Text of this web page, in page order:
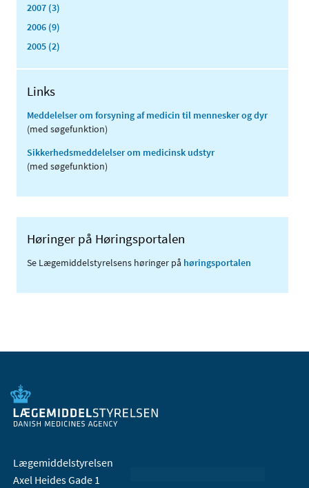
2007 (3)
2006 (9)
2005 (2)
Links
Meddelelser om forsyning af medicin til mennesker og dyr
(med søgefunktion)
Sikkerhedsmeddelelser om medicinsk udstyr
(med søgefunktion)
Høringer på Høringsportalen
Se Lægemiddelstyrelsens høringer på høringsportalen
Lægemiddelstyrelsen
Axel Heides Gade 1